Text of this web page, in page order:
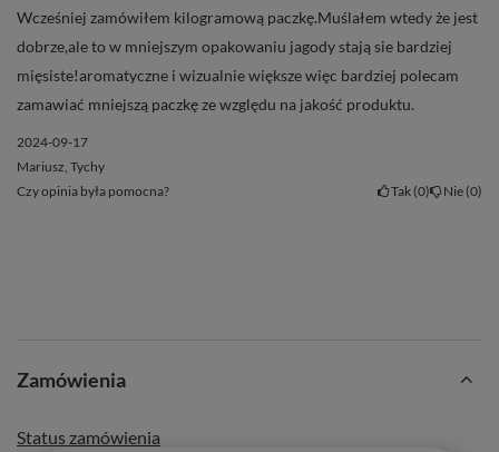
Wcześniej zamówiłem kilogramową paczkę.Muślałem wtedy że jest
dobrze,ale to w mniejszym opakowaniu jagody stają sie bardziej
mięsiste!aromatyczne i wizualnie większe więc bardziej polecam
zamawiać mniejszą paczkę ze względu na jakość produktu.
2024-09-17
Mariusz, Tychy
Czy opinia była pomocna?
Tak 0 Nie 0
Zamówienia
Status zamówienia